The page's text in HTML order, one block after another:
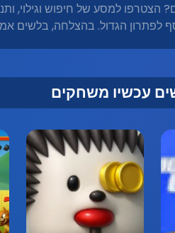
הצטרפו למסע של חיפוש וגילוי,
לפתרון הגדול. בהצלחה, בלשים
עכשיו משחקים